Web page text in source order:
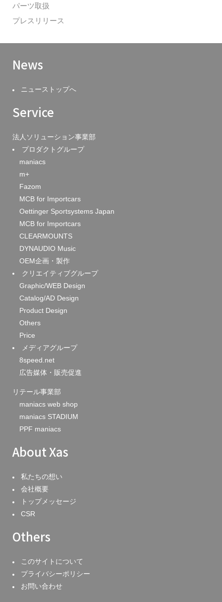
パーツ取扱
プレスリリース
News
ニューストップへ
Service
法人ソリューション事業部
プロダクトグループ
maniacs
m+
Fazom
MCB for Importcars
Oettinger Sportsystems Japan
MCB for Importcars
CLEARMOUNTS
DYNAUDIO Music
OEM企画・製作
クリエイティブグループ
Graphic/WEB Design
Catalog/AD Design
Product Design
Others
Price
メディアグループ
8speed.net
広告媒体・販売促進
リテール事業部
maniacs web shop
maniacs STADIUM
PPF maniacs
About Xas
私たちの想い
会社概要
トップメッセージ
CSR
Others
このサイトについて
プライバシーポリシー
お問い合わせ